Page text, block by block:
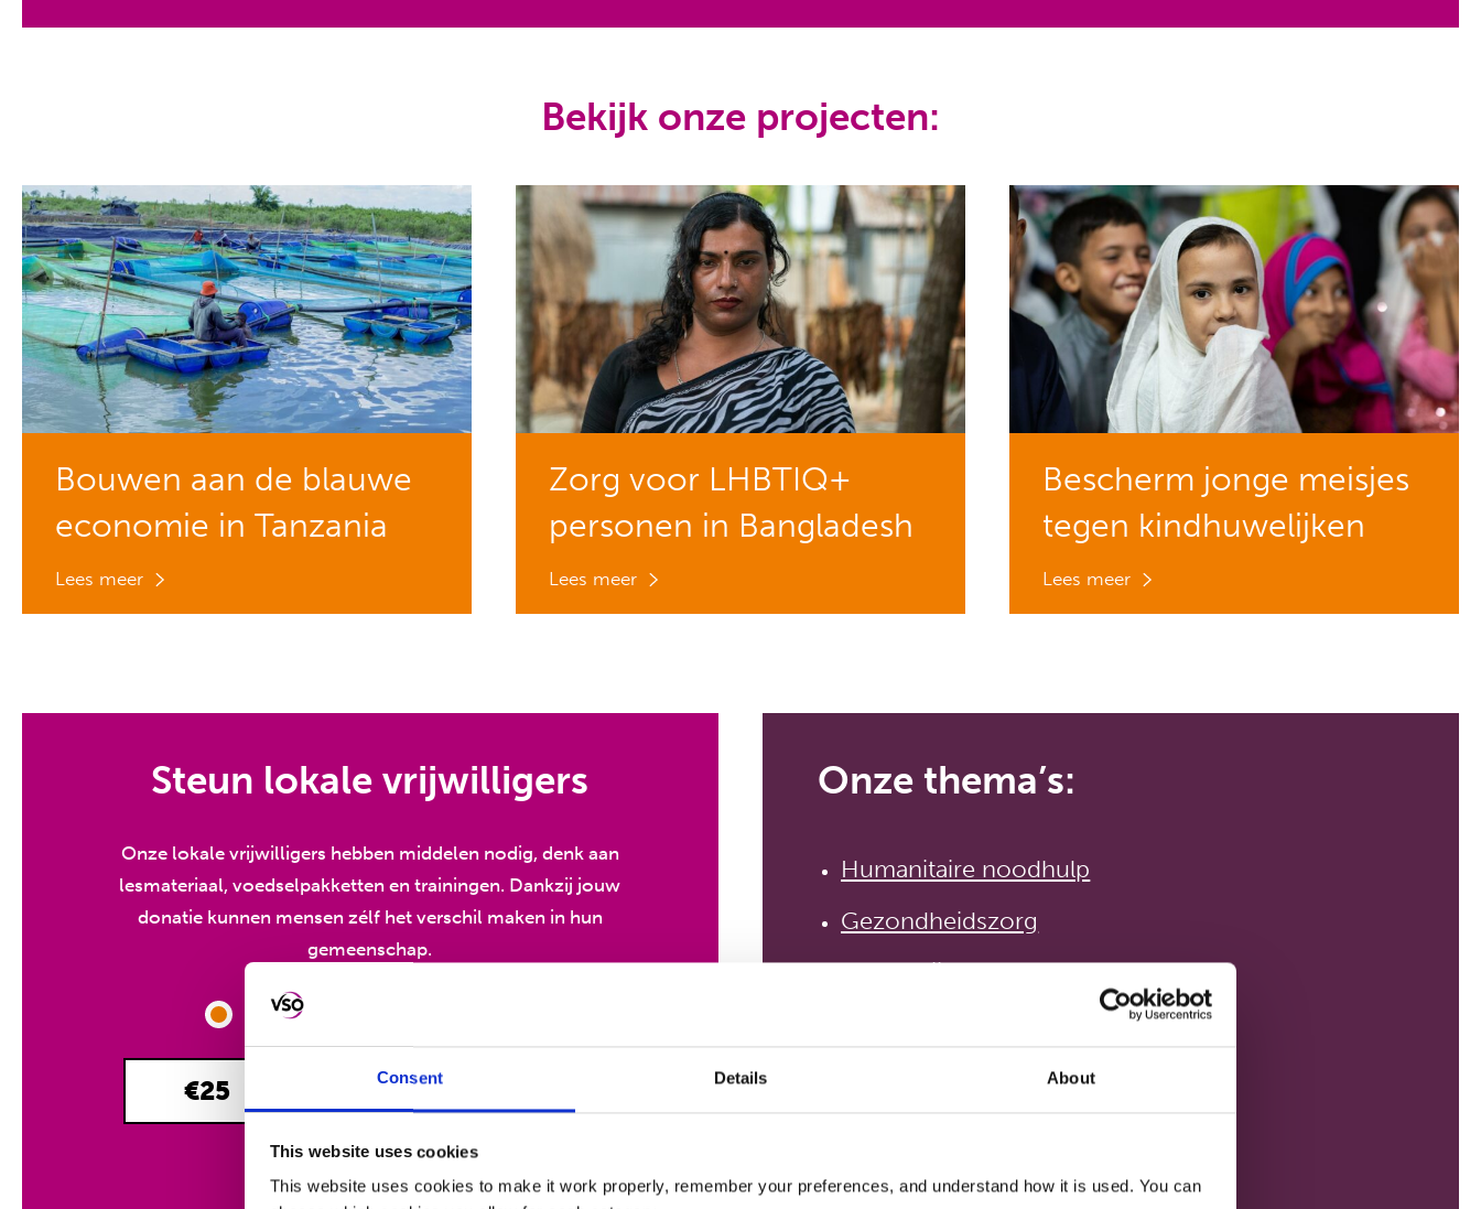
Consent Details About
This website uses cookies
This website uses cookies to make it work properly, remember your preferences, and understand how it is used. You can
Bekijk onze projecten:
Bouwen aan de blauwe
economie in Tanzania​
Lees meer
Zorg voor LHBTIQ+
personen in Bangladesh
Lees meer
Bescherm jonge meisjes
tegen kindhuwelijken
Lees meer
Steun lokale vrijwilligers
Onze lokale vrijwilligers hebben middelen nodig, denk aan
lesmateriaal, voedselpakketten en trainingen. Dankzij jouw
donatie kunnen mensen zélf het verschil maken in hun
gemeenschap.
Eenmalig
€25 €50
DONEER
Onze thema’s:
Humanitaire noodhulp
Gezondheidszorg
Onderwijs